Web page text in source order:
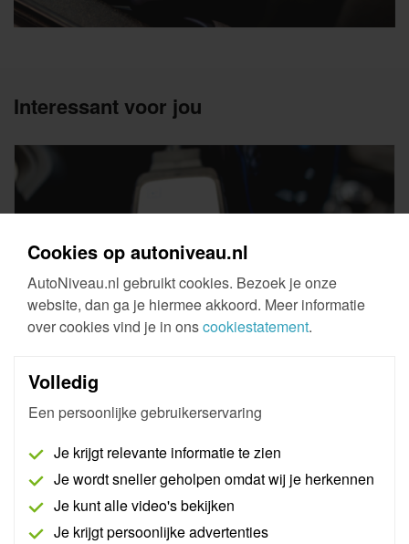
Cookies op autoniveau.nl
AutoNiveau.nl gebruikt cookies. Bezoek je onze
website, dan ga je hiermee akkoord. Meer informatie
over cookies vind je in onscookiestatement.
Volledig
Een persoonlijke gebruikerservaring
Je krijgt relevante informatie te zien
Je wordt sneller geholpen omdat wij je herkennen
Je kunt alle video's bekijken
Je krijgt persoonlijke advertenties
Interessant voor jou
De Smart Remote is de nieuwste remote. De Smart
Remote is te gebruiken met iedere PC, laptop of
tablet met Wifi via een unieke online website. De
Smart Remote is een vereiste interface om gebruik te
kunnen maken van AutoNiveau Remote Diagnostics.
Meer informatie